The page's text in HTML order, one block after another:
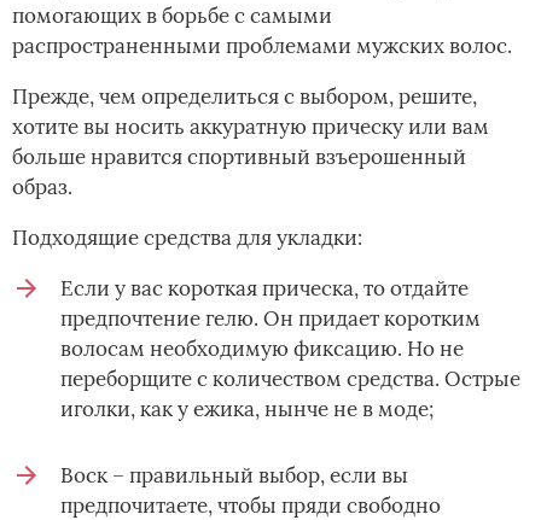
помогающих в борьбе с самыми
распространенными проблемами мужских волос.
Прежде, чем определиться с выбором, решите,
хотите вы носить аккуратную прическу или вам
больше нравится спортивный взъерошенный
образ.
Подходящие средства для укладки:
Если у вас короткая прическа, то отдайте
предпочтение гелю. Он придает коротким
волосам необходимую фиксацию. Но не
переборщите с количеством средства. Острые
иголки, как у ежика, нынче не в моде;
Воск – правильный выбор, если вы
предпочитаете, чтобы пряди свободно